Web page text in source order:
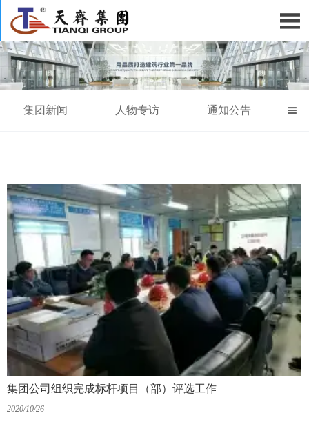

集团新闻 人物专访 通知公告 
集团公司组织完成标杆项目（部）评选工作
2020/10/26